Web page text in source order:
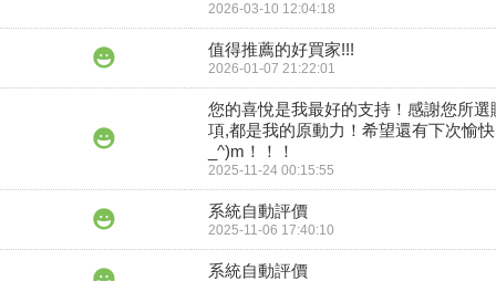
2026-03-10 12:04:18
值得推薦的好買家!!!
2026-01-07 21:22:01
您的喜悅是我最好的支持！感謝您所選
項,都是我的原動力！希望還有下次愉
_^)m！！！
2025-11-24 00:15:55
系統自動評價
2025-11-06 17:40:10
系統自動評價